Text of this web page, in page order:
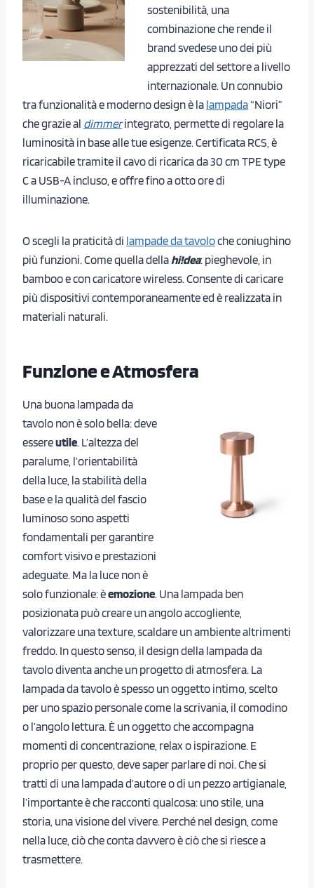
sostenibilità, una
combinazione che rende il
brand svedese uno dei più
apprezzati del settore a livello
internazionale. Un connubio
tra funzionalità e moderno design è la lampada“Niori”
che grazie al dimmerintegrato, permette di regolare la
luminosità in base alle tue esigenze. Certificata RCS, è
ricaricabile tramite il cavo di ricarica da 30 cm TPE type
C a USB-A incluso, e offre fino a otto ore di
illuminazione.
O scegli la praticità di lampade da tavoloche coniughino
più funzioni. Come quella della hi!dea: pieghevole, in
bamboo e con caricatore wireless. Consente di caricare
più dispositivi contemporaneamente ed è realizzata in
materiali naturali.
Funzione e Atmosfera
Una buona lampada da
tavolo non è solo bella: deve
essereutile. L’altezza del
paralume, l’orientabilità
della luce, la stabilità della
base e la qualità del fascio
luminoso sono aspetti
fondamentali per garantire
comfort visivo e prestazioni
adeguate. Ma la luce non è
solo funzionale: èemozione. Una lampada ben
posizionata può creare un angolo accogliente,
valorizzare una texture, scaldare un ambiente altrimenti
freddo. In questo senso, il design della lampada da
tavolo diventa anche un progetto di atmosfera. La
lampada da tavolo è spesso un oggetto intimo, scelto
per uno spazio personale come la scrivania, il comodino
o l’angolo lettura. È un oggetto che accompagna
momenti di concentrazione, relax o ispirazione. E
proprio per questo, deve saper parlare di noi. Che si
tratti di una lampada d’autore o di un pezzo artigianale,
l’importante è che racconti qualcosa: uno stile, una
storia, una visione del vivere. Perché nel design, come
nella luce, ciò che conta davvero è ciò che si riesce a
trasmettere.